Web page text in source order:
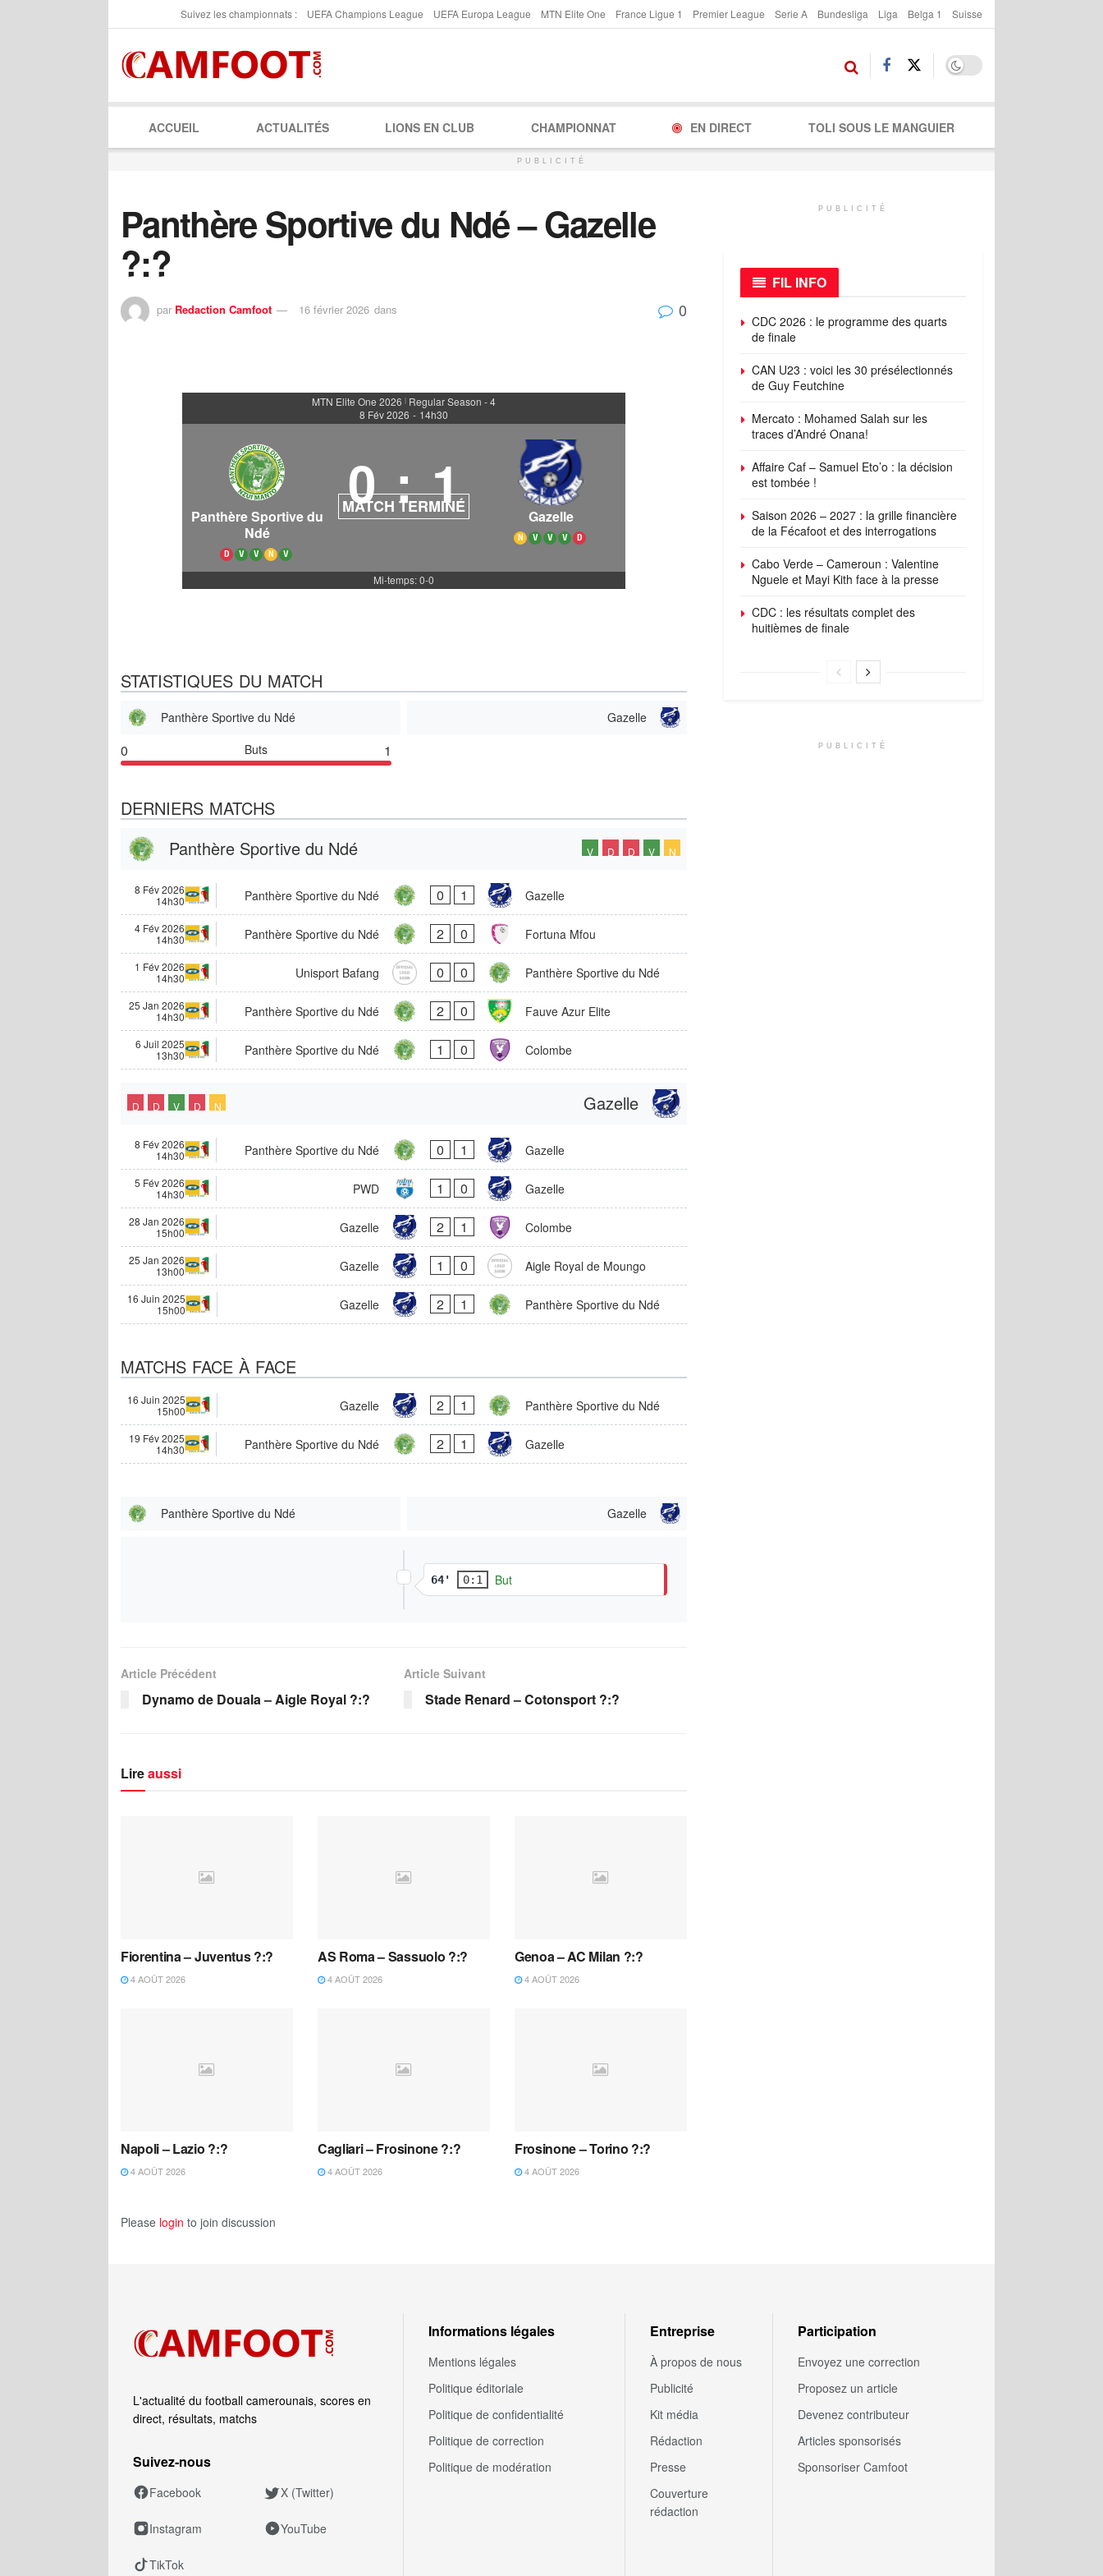
Suivez les championnats : UEFA Champions League UEFA Europa League MTN Elite One France Ligue 1 Premier League Serie A Bundesliga Liga Belga 1 Suisse
ACCUEIL ACTUALITÉS LIONS EN CLUB CHAMPIONNAT EN DIRECT TOLI SOUS LE MANGUIER
PUBLICITÉ
Panthère Sportive du Ndé – Gazelle
?:?
par Redaction Camfoot 16 février 2026 dans 0
MTN Elite One 2026 | Regular Season - 4
8 Fév 2026 - 14h30
Panthère Sportive du
Ndé
D V V N V
0 : 1
MATCH TERMINÉ Gazelle
N V V V D
Mi-temps: 0-0
STATISTIQUES DU MATCH
Panthère Sportive du Ndé Gazelle
0 Buts 1
DERNIERS MATCHS
Panthère Sportive du Ndé
V D D V N
8 Fév 2026
14h30
Panthère Sportive du Ndé 0 1 Gazelle
4 Fév 2026
14h30
Panthère Sportive du Ndé 2 0 Fortuna Mfou
1 Fév 2026
14h30
Unisport Bafang 0 0 Panthère Sportive du Ndé
25 Jan 2026
14h30
Panthère Sportive du Ndé 2 0 Fauve Azur Elite
6 Juil 2025
13h30
Panthère Sportive du Ndé 1 0 Colombe
Gazelle
D D V D N
8 Fév 2026
14h30
Panthère Sportive du Ndé 0 1 Gazelle
5 Fév 2026
14h30
PWD 1 0 Gazelle
28 Jan 2026
15h00
Gazelle 2 1 Colombe
25 Jan 2026
13h00
Gazelle 1 0 Aigle Royal de Moungo
16 Juin 2025
15h00
Gazelle 2 1 Panthère Sportive du Ndé
MATCHS FACE À FACE
16 Juin 2025
15h00
Gazelle 2 1 Panthère Sportive du Ndé
19 Fév 2025
14h30
Panthère Sportive du Ndé 2 1 Gazelle
Panthère Sportive du Ndé Gazelle
64' 0:1 But
Article Précédent
Dynamo de Douala – Aigle Royal ?:?
Article Suivant
Stade Renard – Cotonsport ?:?
Lireaussi
Fiorentina – Juventus ?:?
4 AOÛT 2026
AS Roma – Sassuolo ?:?
4 AOÛT 2026
Genoa – AC Milan ?:?
4 AOÛT 2026
Napoli – Lazio ?:?
4 AOÛT 2026
Cagliari – Frosinone ?:?
4 AOÛT 2026
Frosinone – Torino ?:?
4 AOÛT 2026
Please login to join discussion
PUBLICITÉ
FIL INFO
CDC 2026 : le programme des quarts
de finale
CAN U23 : voici les 30 présélectionnés
de Guy Feutchine
Mercato : Mohamed Salah sur les
traces d’André Onana!
Affaire Caf – Samuel Eto’o : la décision
est tombée !
Saison 2026 – 2027 : la grille financière
de la Fécafoot et des interrogations
Cabo Verde – Cameroun : Valentine
Nguele et Mayi Kith face à la presse
CDC : les résultats complet des
huitièmes de finale
PUBLICITÉ
L'actualité du football camerounais, scores en
direct, résultats, matchs
Suivez‑nous
Facebook X (Twitter)
Instagram YouTube
TikTok
Informations légales
Mentions légales
Politique éditoriale
Politique de confidentialité
Politique de correction
Politique de modération
Entreprise
À propos de nous
Publicité
Kit média
Rédaction
Presse
Couverture
rédaction
Participation
Envoyez une correction
Proposez un article
Devenez contributeur
Articles sponsorisés
Sponsoriser Camfoot